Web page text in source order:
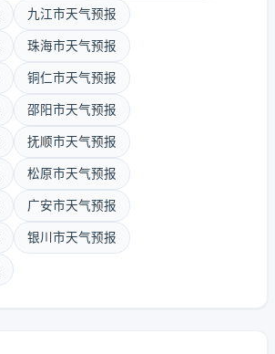
九江市天气预报
珠海市天气预报
铜仁市天气预报
邵阳市天气预报
抚顺市天气预报
松原市天气预报
广安市天气预报
银川市天气预报